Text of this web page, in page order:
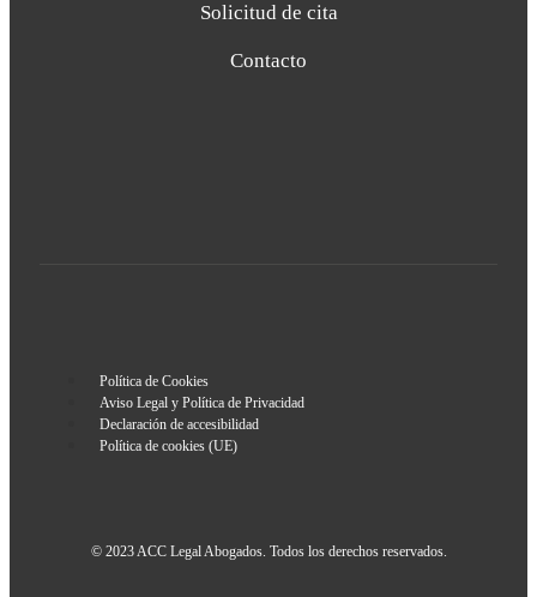
Solicitud de cita
Contacto
Política de Cookies
Aviso Legal y Política de Privacidad
Declaración de accesibilidad
Política de cookies (UE)
© 2023 ACC Legal Abogados. Todos los derechos reservados.